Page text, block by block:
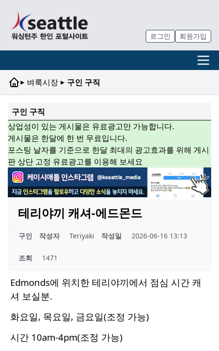
로그인 회원가입
▸ 벼룩시장 ▸ 구인 구직
구인 구직
상업성이 있는 게시물은 유료광고만 가능합니다.
게시물은 한달에 한 번 무료입니다.
포스팅 날자를 기준으로 한달 최대의 광고효과를 위해 게시
판 상단 고정 유료광고를 이용해 보세요
테리야끼 캐셔-에드몬드
구인 작성자 Teriyaki 작성일 2026-06-16 13:13
조회 1471
Edmonds에 위치한 테리야끼에서 점심 시간 캐
셔 보실분.
화요일, 목요일, 금요일(조정 가능)
시간 10am-4pm(조정 가능)